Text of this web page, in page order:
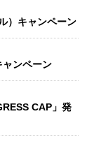
）キャンペーン
ャンペーン
CAP」発